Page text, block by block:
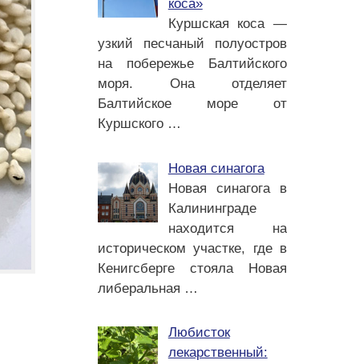
коса»
Куршская коса —
узкий песчаный полуостров
на побережье Балтийского
моря. Она отделяет
Балтийское море от
Куршского …
Новая синагога
Новая синагога в
Калининграде
находится на
историческом участке, где в
Кенигсберге стояла Новая
либеральная …
Любисток
лекарственный: